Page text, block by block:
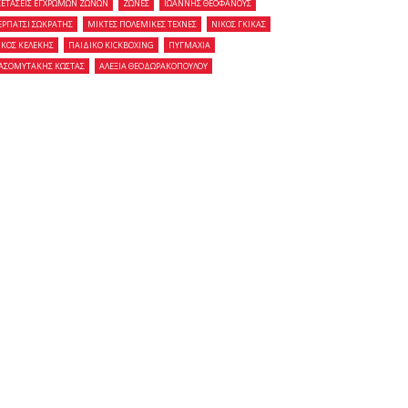
ΕΓΧΡΩΜΩΝ ΖΩΝΩΝ
ΖΩΝΕΣ
ΙΩΑΝΝΗΣ ΘΕΟΦΑΝΟΥΣ
ΣΩΚΡΑΤΗΣ
ΜΙΚΤΕΣ ΠΟΛΕΜΙΚΕΣ ΤΕΧΝΕΣ
ΝΙΚΟΣ ΓΚΙΚΑΣ
ΚΕΛΕΚΗΣ
ΠΑΙΔΙΚΟ KICKBOXING
ΠΥΓΜΑΧΙΑ
ΚΩΣΤΑΣ
ΑΛΕΞΙΑ ΘΕΟΔΩΡΑΚΟΠΟΥΛΟΥ